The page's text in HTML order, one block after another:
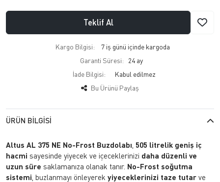
Teklif Al
Kargo Bilgisi:
7 iş günü içinde kargoda
Garanti Süresi:
24 ay
İade Bilgisi:
Bu Ürünü Paylaş
ÜRÜN BILGISI
Altus AL 375 NE No-Frost Buzdolabı 505 litrelik geniş iç
hacmi sayesinde yiyecek ve içeceklerinizi daha düzenli ve
uzun süre saklamanıza olanak tanır. No-Frost soğutma
sistemi , buzlanmayı önleyerek yiyeceklerinizi taze tutar ve